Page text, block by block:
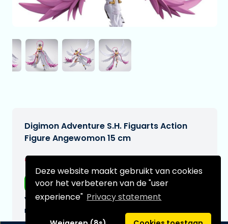
Deze website maakt gebruikt van cookies
voor het verbeteren van de "user
experience" Privacy statement
Digimon Adventure S.H. Figuarts Action
Figure Angewomon 15 cm
€108,99
Gratis verzending
Verwachtte leverdatum:
n.v.t.